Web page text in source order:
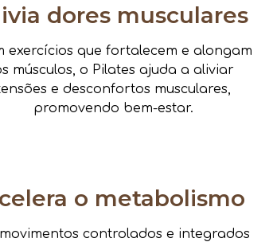
dores musculares
exercícios que fortalecem e alongam
músculos, o Pilates ajuda a aliviar
e desconfortos musculares,
promovendo bem-estar.
o metabolismo
controlados e integrados